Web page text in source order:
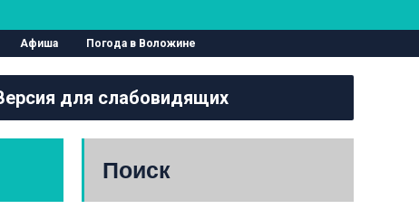
Афиша Погода в Воложине
для слабовидящих
Поиск